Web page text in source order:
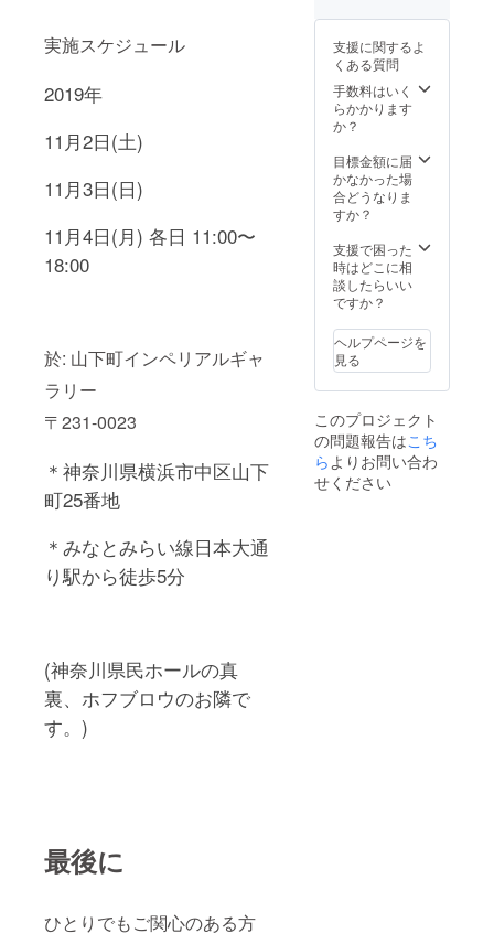
実施スケジュール
2019年
11 月2日(土)
11 月3日(日)
11 月4日(月) 各日 11:00〜
18:00
於: 山下町インペリアルギャ
ラリー
〒231-0023
＊神奈川県横浜市中区山下
町25番地
＊みなとみらい線日本大通
り駅から徒歩5分
(神奈川県民ホールの真
裏、ホフブロウのお隣で
す。)
最後に
ひとりでもご関心のある方
はメー
ルにて
いたし
ます。
あらか
じめご
がある
場合は
備考欄
さい。
ご相談
ませ。
備考欄
に希望
アイテ
ムをご
ださい
ませ。
選択肢)
ピア
ヤリン
グ、ブ
レス
レッ
ネック
レス、
リング
支援に関するよ
くある質問
手数料はいく
らかかります
か？
目標金額に届
かなかった場
合どうなりま
すか？
支援で困った
時はどこに相
談したらいい
ですか？
ヘルプページを
見る
このプロジェクト
の問題報告はこち
ら よりお問い合わ
せください